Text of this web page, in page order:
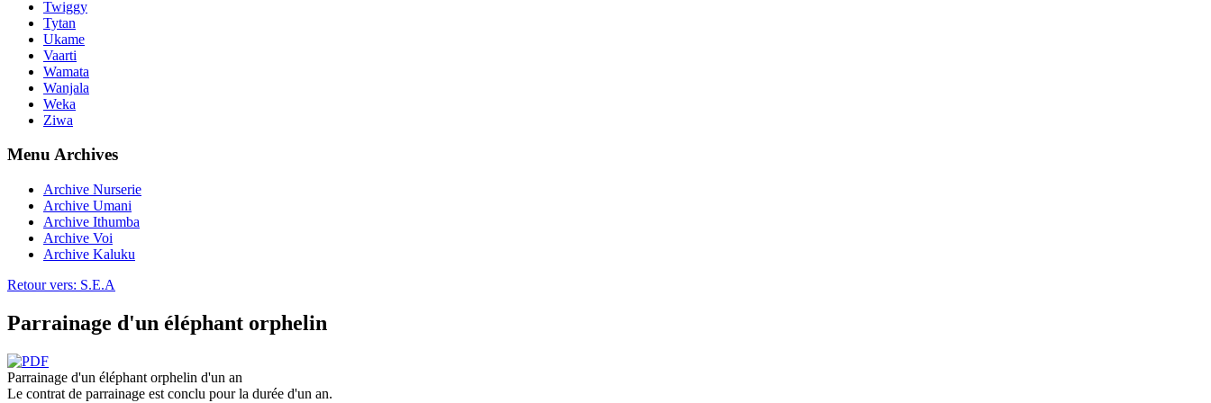
Twiggy
Tytan
Ukame
Vaarti
Wamata
Wanjala
Weka
Ziwa
Menu Archives
Archive Nurserie
Archive Umani
Archive Ithumba
Archive Voi
Archive Kaluku
Retour vers: S.E.A
Parrainage d'un éléphant orphelin
Parrainage d'un éléphant orphelin d'un an
Le contrat de parrainage est conclu pour la durée d'un an.